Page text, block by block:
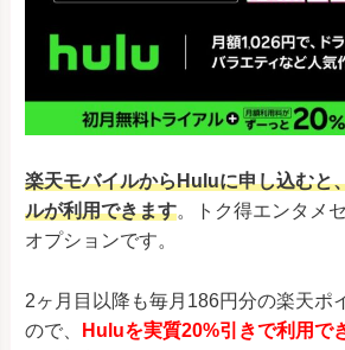
楽天モバイルからHuluに申し込むと
ルが利用できます。トク得エンタメ
オプションです。
2ヶ月目以降も毎月186円分の楽天ポ
ので、
Huluを実質20%引きで利用で